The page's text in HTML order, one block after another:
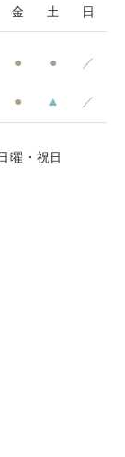
金 土 日
● ● ／
● ▲ ／
・祝日